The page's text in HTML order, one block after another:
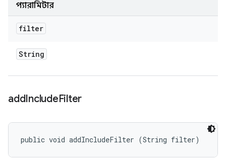
প্যারামিটার
filter
String
addIncludeFilter
public void addIncludeFilter (String filter)